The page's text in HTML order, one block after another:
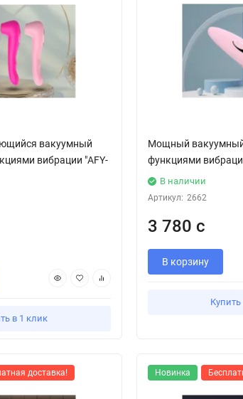
вакуумный
вибрации "AFY-
в 1 клик
Мощный вакуумный
функциями
В наличии
Артикул: 2662
3 780 с
В корзину
доставка! Новинка